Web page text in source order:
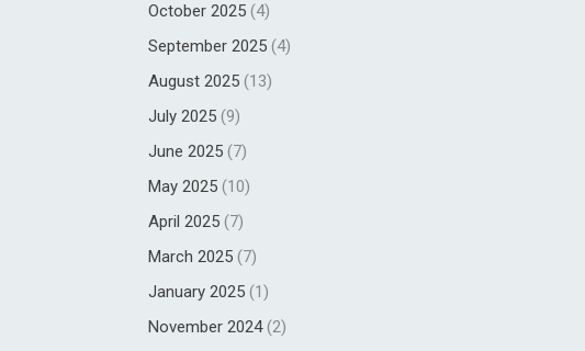
October 2025 (4)
September 2025 (4)
August 2025 (13)
July 2025 (9)
June 2025 (7)
May 2025 (10)
April 2025 (7)
March 2025 (7)
January 2025 (1)
November 2024(2)